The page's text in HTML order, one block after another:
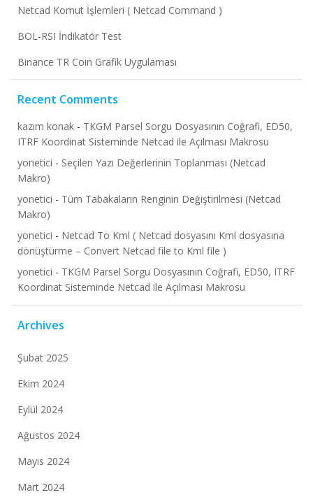
Netcad Komut İşlemleri ( Netcad Command )
BOL-RSI İndikatör Test
Binance TR Coin Grafik Uygulaması
Recent Comments
kazım konak - TKGM Parsel Sorgu Dosyasının Coğrafi, ED50,
ITRF Koordinat Sisteminde Netcad ile Açılması Makrosu
yonetici - Seçilen Yazı Değerlerinin Toplanması (Netcad
Makro)
yonetici - Tüm Tabakaların Renginin Değiştirilmesi (Netcad
Makro)
yonetici - Netcad To Kml ( Netcad dosyasını Kml dosyasına
dönüştürme – Convert Netcad file to Kml file )
yonetici - TKGM Parsel Sorgu Dosyasının Coğrafi, ED50, ITRF
Koordinat Sisteminde Netcad ile Açılması Makrosu
Archives
Şubat 2025
Ekim 2024
Eylül 2024
Ağustos 2024
Mayıs 2024
Mart 2024